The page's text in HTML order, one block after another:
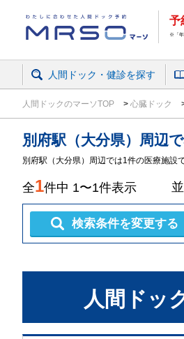
予
※「年
人間ドック・健診を探す
人間ドックのマーソTOP 心臓ドック
別府駅（大分県）周辺で
別府駅（大分県）周辺では1件の医療施設
全1件中 1〜1件表示
検索条件を変更する
人間ドッ